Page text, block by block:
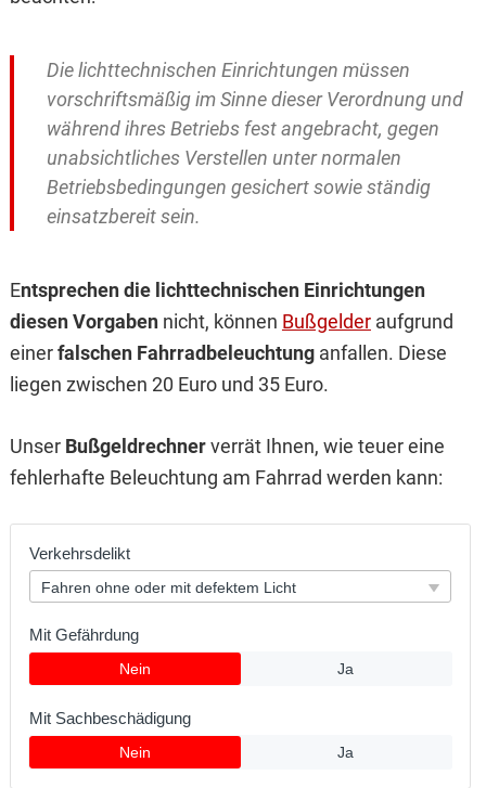
Die lichttechnischen Einrichtungen müssen
vorschriftsmäßig im Sinne dieser Verordnung und
während ihres Betriebs fest angebracht, gegen
unabsichtliches Verstellen unter normalen
Betriebsbedingungen gesichert sowie ständig
einsatzbereit sein.
Entsprechen die lichttechnischen Einrichtungen
diesen Vorgabennicht, können Bußgelderaufgrund
einerfalschen Fahrradbeleuchtunganfallen. Diese
liegen zwischen 20 Euro und 35 Euro.
Unser Bußgeldrechnerverrät Ihnen, wie teuer eine
fehlerhafte Beleuchtung am Fahrrad werden kann: